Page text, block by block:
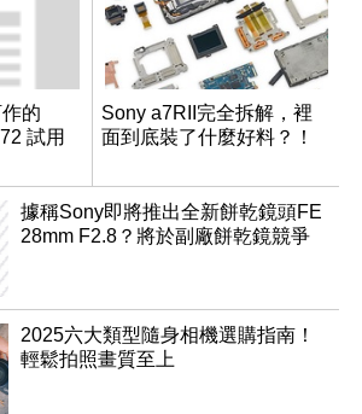
的
試用
Sony a7RII完全拆解，裡
面到底裝了什麼好料？！
據稱Sony即將推出全新餅乾鏡頭FE
28mm F2.8？將於副廠餅乾鏡競爭
2025六大類型隨身相機選購指南！
輕鬆拍照畫質至上